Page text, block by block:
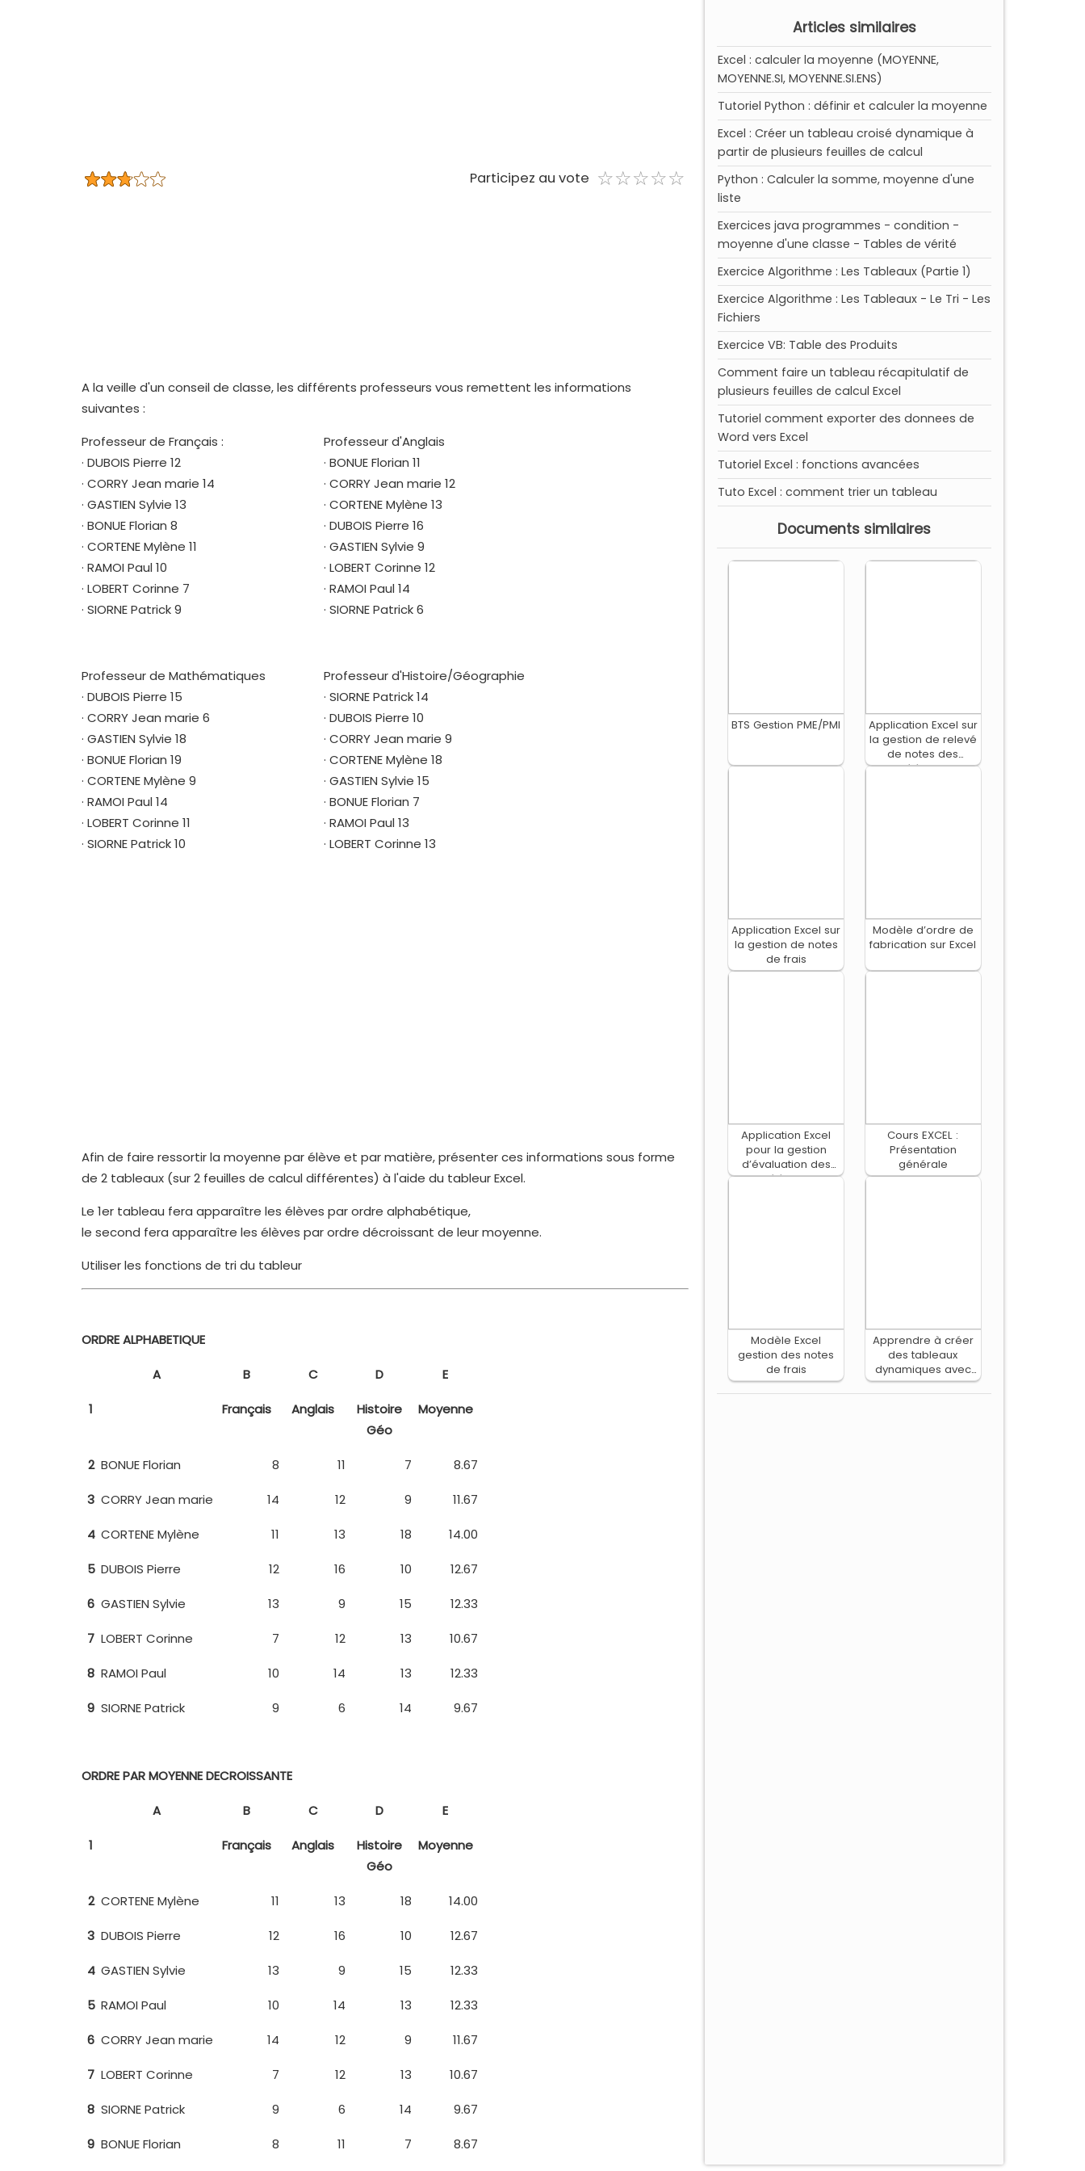
Articles similaires
Excel : calculer la moyenne (MOYENNE,
MOYENNE.SI, MOYENNE.SI.ENS)
Tutoriel Python : définir et calculer la moyenne
Excel : Créer un tableau croisé dynamique à
partir de plusieurs feuilles de calcul
Python : Calculer la somme, moyenne d'une
liste
Exercices java programmes - condition -
moyenne d'une classe - Tables de vérité
Exercice Algorithme : Les Tableaux (Partie 1)
Exercice Algorithme : Les Tableaux - Le Tri - Les
Fichiers
Exercice VB: Table des Produits
Comment faire un tableau récapitulatif de
plusieurs feuilles de calcul Excel
Tutoriel comment exporter des donnees de
Word vers Excel
Tutoriel Excel : fonctions avancées
Tuto Excel : comment trier un tableau
Documents similaires
BTS Gestion PME/PMI
Application Excel sur
la gestion de relevé
de notes des
élèves
Application Excel sur
la gestion de notes
de frais
Modèle d’ordre de
fabrication sur Excel
Application Excel
pour la gestion
d’évaluation des
élèves
Cours EXCEL :
Présentation
générale
Modèle Excel
gestion des notes
de frais
Apprendre à créer
des tableaux
dynamiques avec
MS Excel
Participez au vote ☆☆☆☆☆
★★★★★
A la veille d'un conseil de classe, les différents professeurs vous remettent les informations
suivantes :
Professeur de Français :
· DUBOIS Pierre 12
· CORRY Jean marie 14
· GASTIEN Sylvie 13
· BONUE Florian 8
· CORTENE Mylène 11
· RAMOI Paul 10
· LOBERT Corinne 7
· SIORNE Patrick 9
Professeur d'Anglais
· BONUE Florian 11
· CORRY Jean marie 12
· CORTENE Mylène 13
· DUBOIS Pierre 16
· GASTIEN Sylvie 9
· LOBERT Corinne 12
· RAMOI Paul 14
· SIORNE Patrick 6
Professeur de Mathématiques
· DUBOIS Pierre 15
· CORRY Jean marie 6
· GASTIEN Sylvie 18
· BONUE Florian 19
· CORTENE Mylène 9
· RAMOI Paul 14
· LOBERT Corinne 11
· SIORNE Patrick 10
Professeur d'Histoire/Géographie
· SIORNE Patrick 14
· DUBOIS Pierre 10
· CORRY Jean marie 9
· CORTENE Mylène 18
· GASTIEN Sylvie 15
· BONUE Florian 7
· RAMOI Paul 13
· LOBERT Corinne 13
Afin de faire ressortir la moyenne par élève et par matière, présenter ces informations sous forme
de 2 tableaux (sur 2 feuilles de calcul différentes) à l'aide du tableur Excel.
Le 1er tableau fera apparaître les élèves par ordre alphabétique,
le second fera apparaître les élèves par ordre décroissant de leur moyenne.
Utiliser les fonctions de tri du tableur
ORDRE ALPHABETIQUE
A B C D E
1 Français Anglais
Histoire
Géo
Moyenne
2 BONUE Florian 8 11 7 8.67
3 CORRY Jean marie 14 12 9 11.67
4 CORTENE Mylène 11 13 18 14.00
5 DUBOIS Pierre 12 16 10 12.67
6 GASTIEN Sylvie 13 9 15 12.33
7 LOBERT Corinne 7 12 13 10.67
8 RAMOI Paul 10 14 13 12.33
9 SIORNE Patrick 9 6 14 9.67
ORDRE PAR MOYENNE DECROISSANTE
A B C D E
1 Français Anglais
Histoire
Géo
Moyenne
2 CORTENE Mylène 11 13 18 14.00
3 DUBOIS Pierre 12 16 10 12.67
4 GASTIEN Sylvie 13 9 15 12.33
5 RAMOI Paul 10 14 13 12.33
6 CORRY Jean marie 14 12 9 11.67
7 LOBERT Corinne 7 12 13 10.67
8 SIORNE Patrick 9 6 14 9.67
9 BONUE Florian 8 11 7 8.67